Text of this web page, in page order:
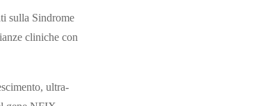
sulla Sindrome
cliniche con
ultra-